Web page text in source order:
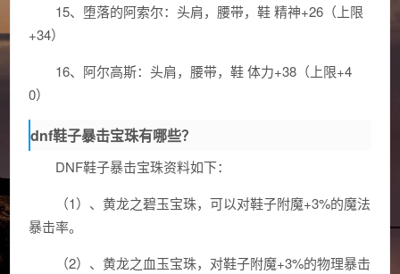
15、堕落的阿索尔：头肩，腰带，鞋 精神+26（上限
+34）
16、阿尔高斯：头肩，腰带，鞋 体力+38（上限+4
0）
dnf鞋子暴击宝珠有哪些？
DNF鞋子暴击宝珠资料如下：
（1）、黄龙之碧玉宝珠，可以对鞋子附魔+3%的魔法
暴击率。
（2）、黄龙之血玉宝珠，对鞋子附魔+3%的物理暴击